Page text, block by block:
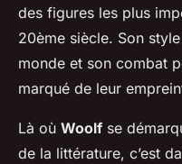
des figures les plus
20ème siècle. Son
monde et son combat
marqué de leur
Là où Woolf se
de la littérature, c’est